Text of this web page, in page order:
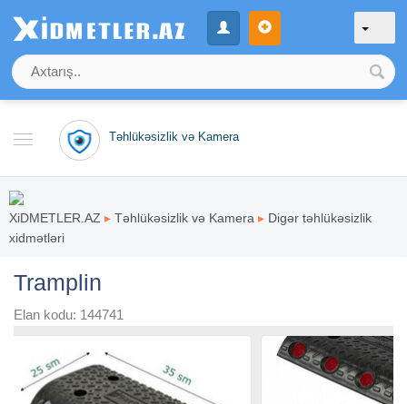
Təhlükəsizlik və Kamera
XiDMETLER.AZ ▸ Təhlükəsizlik və Kamera ▸ Digər təhlükəsizlik
xidmətləri
Tramplin
Elan kodu: 144741